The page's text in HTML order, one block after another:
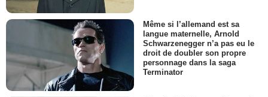
Même si l’allemand est sa
langue maternelle, Arnold
Schwarzenegger n’a pas eu le
droit de doubler son propre
personnage dans la saga
Terminator